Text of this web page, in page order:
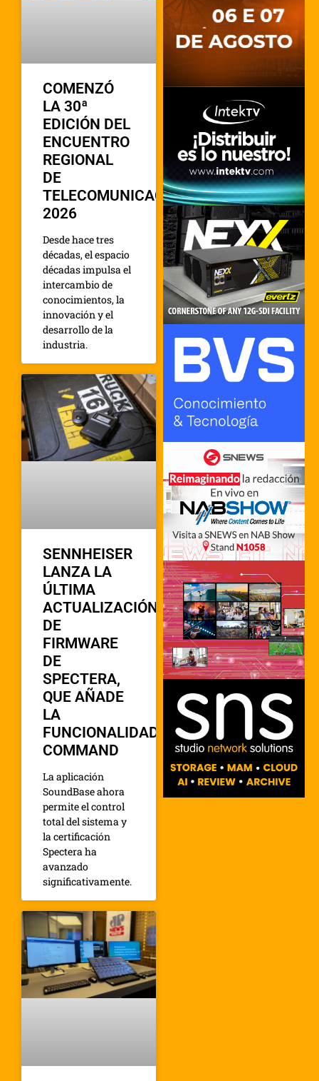
COMENZÓ
LA 30ª
EDICIÓN DEL
ENCUENTRO
REGIONAL
DE
TELECOMUNICACIONES
2026
Desde hace tres
décadas, el espacio
décadas impulsa el
intercambio de
conocimientos, la
innovación y el
desarrollo de la
industria.
SENNHEISER
LANZA LA
ÚLTIMA
ACTUALIZACIÓN
DE
FIRMWARE
DE
SPECTERA,
QUE AÑADE
LA
FUNCIONALIDAD
COMMAND
La aplicación
SoundBase ahora
permite el control
total del sistema y
la certificación
Spectera ha
avanzado
significativamente.